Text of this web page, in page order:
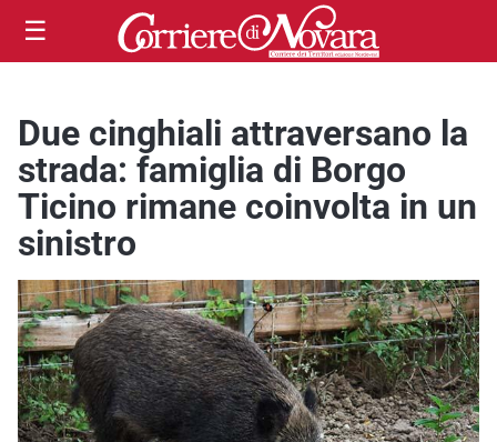
☰
Due cinghiali attraversano la
strada: famiglia di Borgo
Ticino rimane coinvolta in un
sinistro